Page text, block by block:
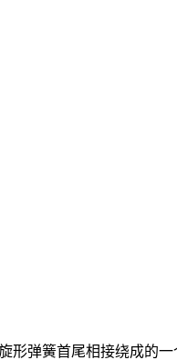
形弹簧首尾相接绕成的一